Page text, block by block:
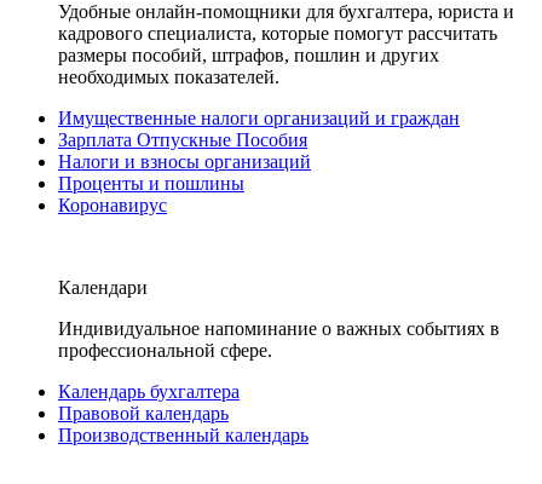
Удобные онлайн-помощники для бухгалтера, юриста и
кадрового специалиста, которые помогут рассчитать
размеры пособий, штрафов, пошлин и других
необходимых показателей.
Имущественные налоги организаций и граждан
Зарплата Отпускные Пособия
Налоги и взносы организаций
Проценты и пошлины
Коронавирус
Календари
Индивидуальное напоминание о важных событиях в
профессиональной сфере.
Календарь бухгалтера
Правовой календарь
Производственный календарь